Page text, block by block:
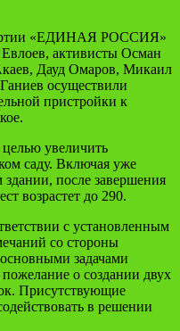
«ЕДИНАЯ РОССИЯ»
активисты Осман
Дауд Омаров, Микаил
осуществили
пристройки к
увеличить
саду. Включая уже
после завершения
возрастет до 290.
с установленным
со стороны
основными задачами
о создании двух
Присутствующие
в решении